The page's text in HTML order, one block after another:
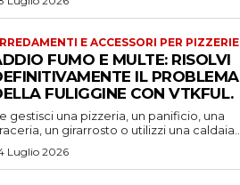
E ACCESSORI PER PIZZERIE
FUMO E MULTE: RISOLVI
IL PROBLEMA
FULIGGINE CON VTKFUL.
gestisci una pizzeria, un panificio, una
un girarrosto o utilizzi una caldaia...
Luglio 2026